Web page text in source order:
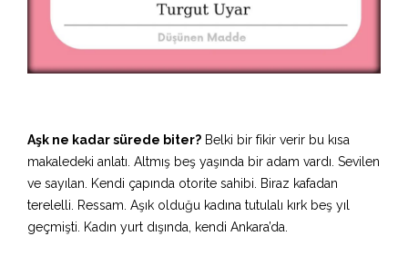
Aşk ne kadar sürede biter? Belki bir fikir verir bu kısa
makaledeki anlatı. Altmış beş yaşında bir adam vardı. Sevilen
ve sayılan. Kendi çapında otorite sahibi. Biraz kafadan
terelelli. Ressam. Aşık olduğu kadına tutulalı kırk beş yıl
geçmişti. Kadın yurt dışında, kendi Ankara’da.